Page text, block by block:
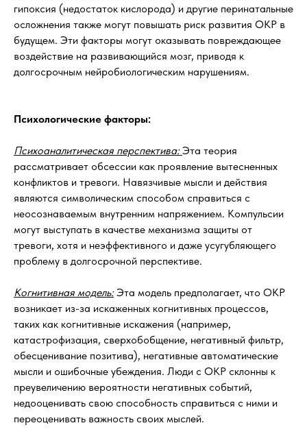
гипоксия (недостаток кислорода) и другие перинатальные
осложнения также могут повышать риск развития ОКР в
будущем. Эти факторы могут оказывать повреждающее
воздействие на развивающийся мозг, приводя к
долгосрочным нейробиологическим нарушениям.
Психологические факторы:
Психоаналитическая перспектива:Эта теория
рассматривает обсессии как проявление вытесненных
конфликтов и тревоги. Навязчивые мысли и действия
являются символическим способом справиться с
неосознаваемым внутренним напряжением. Компульсии
могут выступать в качестве механизма защиты от
тревоги, хотя и неэффективного и даже усугубляющего
проблему в долгосрочной перспективе.
Когнитивная модель:Эта модель предполагает, что ОКР
возникает из-за искаженных когнитивных процессов,
таких как когнитивные искажения (например,
катастрофизация, сверхобобщение, негативный фильтр,
обесценивание позитива), негативные автоматические
мысли и ошибочные убеждения. Люди с ОКР склонны к
преувеличению вероятности негативных событий,
недооценивать свою способность справиться с ними и
переоценивать важность своих мыслей.